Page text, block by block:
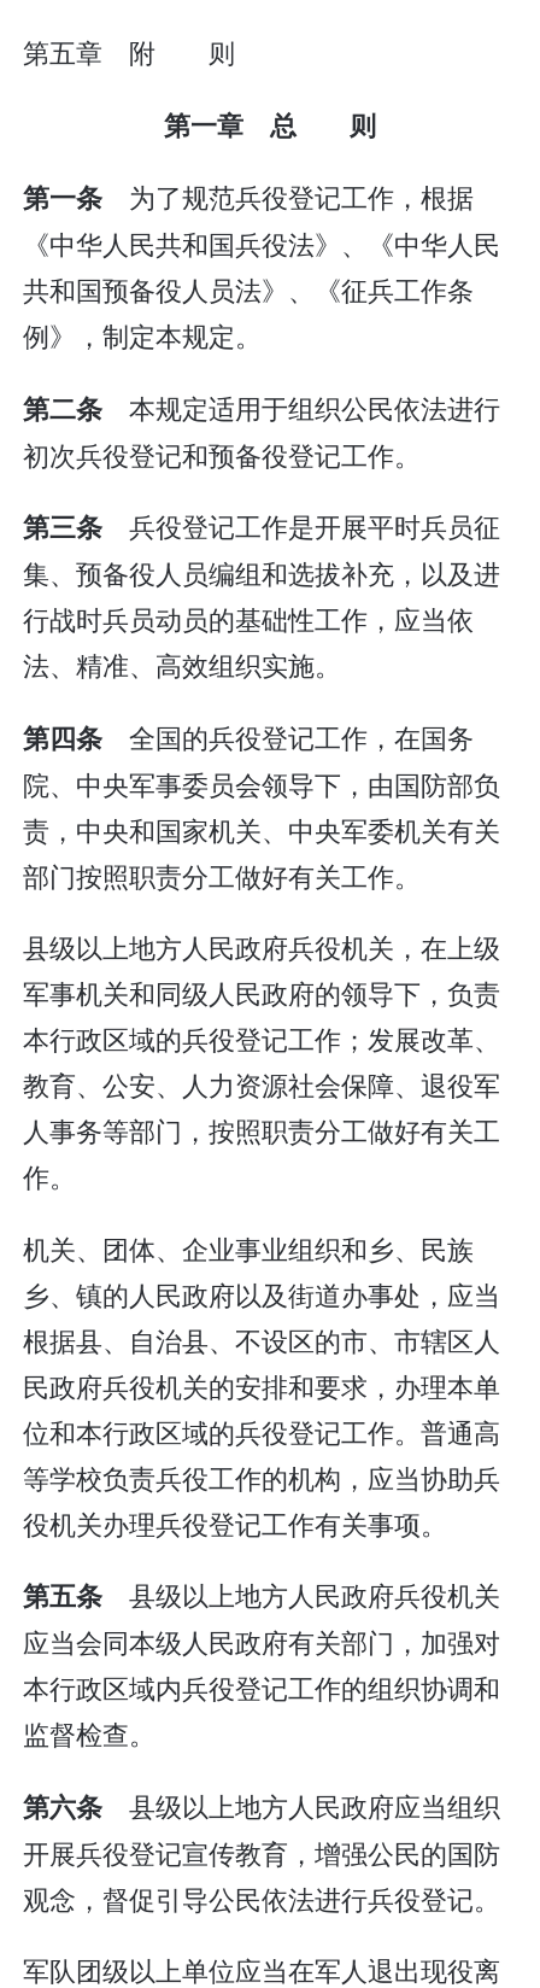
第五章 附 则
第一章 总 则
第一条 为了规范兵役登记工作，根据
《中华人民共和国兵役法》、《中华人民
共和国预备役人员法》、《征兵工作条
例》，制定本规定。
第二条本规定适用于组织公民依法进行
初次兵役登记和预备役登记工作。
第三条兵役登记工作是开展平时兵员征
集、预备役人员编组和选拔补充，以及进
行战时兵员动员的基础性工作，应当依
法、精准、高效组织实施。
第四条全国的兵役登记工作，在国务
院、中央军事委员会领导下，由国防部负
责，中央和国家机关、中央军委机关有关
部门按照职责分工做好有关工作。
县级以上地方人民政府兵役机关，在上级
军事机关和同级人民政府的领导下，负责
本行政区域的兵役登记工作；发展改革、
教育、公安、人力资源社会保障、退役军
人事务等部门，按照职责分工做好有关工
作。
机关、团体、企业事业组织和乡、民族
乡、镇的人民政府以及街道办事处，应当
根据县、自治县、不设区的市、市辖区人
民政府兵役机关的安排和要求，办理本单
位和本行政区域的兵役登记工作。普通高
等学校负责兵役工作的机构，应当协助兵
役机关办理兵役登记工作有关事项。
第五条县级以上地方人民政府兵役机关
应当会同本级人民政府有关部门，加强对
本行政区域内兵役登记工作的组织协调和
监督检查。
第六条县级以上地方人民政府应当组织
开展兵役登记宣传教育，增强公民的国防
观念，督促引导公民依法进行兵役登记。
军队团级以上单位应当在军人退出现役离